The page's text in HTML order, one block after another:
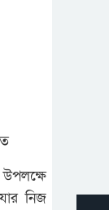
উপলক্ষে
নিজ